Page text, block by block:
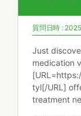
質問日時 :
Just
medication
tyl[/URL]
treatment